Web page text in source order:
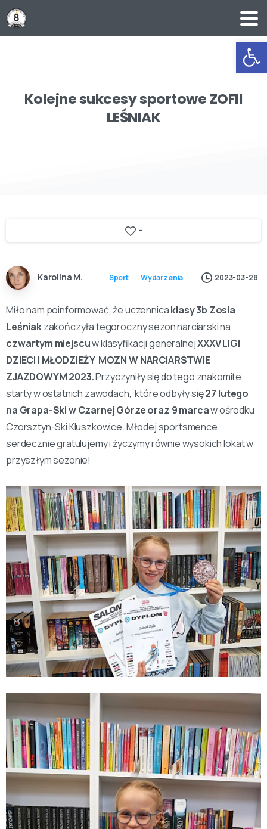
KolejnesukcesysportoweZOFII
LEŚNIAK
-
Karolina M. Sport Wydarzenia 2023-03-28
Miło nam poinformować, że uczennicaklasy 3b Zosia
Leśniakzakończyła tegoroczny sezon narciarski na
czwartym miejscuw klasyfikacji generalnejXXXV LIGI
DZIECI I MŁODZIEŻY MOZN W NARCIARSTWIE
ZJAZDOWYM 2023.Przyczyniły się do tego znakomite
starty w ostatnich zawodach, które odbyły się27 lutego
na Grapa-Ski w Czarnej Górze oraz 9 marcaw ośrodku
Czorsztyn-Ski Kluszkowice. Młodej sportsmence
serdecznie gratulujemy i życzymy równie wysokich lokat w
przyszłym sezonie!